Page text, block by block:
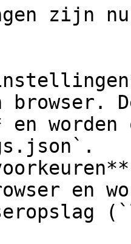
zijn nu
browser.
worden
en